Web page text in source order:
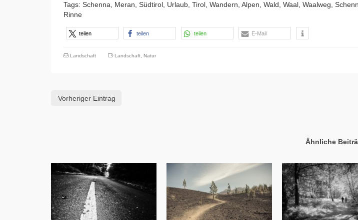
Tags: Schenna, Meran, Südtirol, Urlaub, Tirol, Wandern, Alpen, Wald, Waal, Waalweg,
Rinne
teilen teilen teilen E-Mail
Landschaft Landschaft Natur
Vorheriger Eintrag
Ähnliche